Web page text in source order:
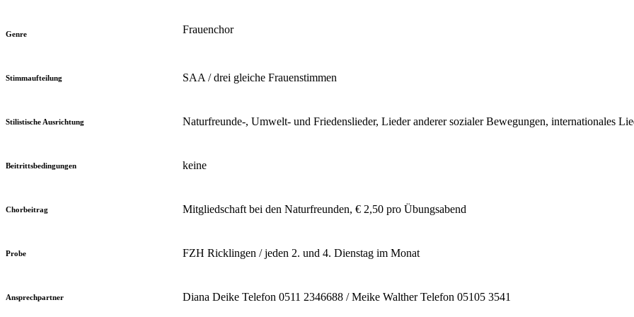
Genre Frauenchor
Stimmaufteilung SAA / drei gleiche Frauenstimmen
Stilistische Ausrichtung Naturfreunde-, Umwelt- und Friedenslieder, Lieder anderer sozialer Bewegungen, internationales
Beitrittsbedingungen keine
Chorbeitrag Mitgliedschaft bei den Naturfreunden, € 2,50 pro Übungsabend
Probe FZH Ricklingen / jeden 2. und 4. Dienstag im Monat
Ansprechpartner Diana Deike Telefon 0511 2346688 / Meike Walther Telefon 05105 3541